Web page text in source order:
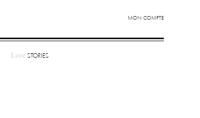
MON COMPTE
Love STORIES